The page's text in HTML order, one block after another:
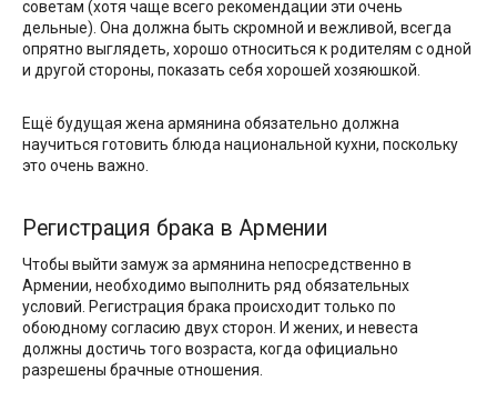
советам (хотя чаще всего рекомендации эти очень
дельные). Она должна быть скромной и вежливой, всегда
опрятно выглядеть, хорошо относиться к родителям с одной
и другой стороны, показать себя хорошей хозяюшкой.
Ещё будущая жена армянина обязательно должна
научиться готовить блюда национальной кухни, поскольку
это очень важно.
Регистрация брака в Армении
Чтобы выйти замуж за армянина непосредственно в
Армении, необходимо выполнить ряд обязательных
условий. Регистрация брака происходит только по
обоюдному согласию двух сторон. И жених, и невеста
должны достичь того возраста, когда официально
разрешены брачные отношения.